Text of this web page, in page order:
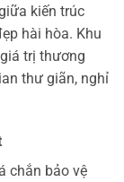
kiến trúc
hài hòa. Khu
trị thương
thư giãn, nghỉ
chắn bảo vệ